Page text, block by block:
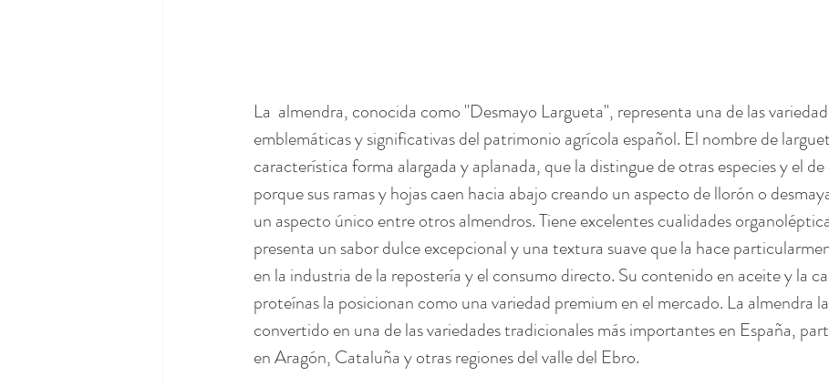
La  almendra, conocida como "Desmayo Largueta", representa una de las
emblemáticas y significativas del patrimonio agrícola español. El nombre de
característica forma alargada y aplanada, que la distingue de otras especies y el
porque sus ramas y hojas caen hacia abajo creando un aspecto de llorón o
un aspecto único entre otros almendros. Tiene excelentes cualidades
presenta un sabor dulce excepcional y una textura suave que la hace
en la industria de la repostería y el consumo directo. Su contenido en aceite y la
proteínas la posicionan como una variedad premium en el mercado. La almendra
convertido en una de las variedades tradicionales más importantes en España,
en Aragón, Cataluña y otras regiones del valle del Ebro.